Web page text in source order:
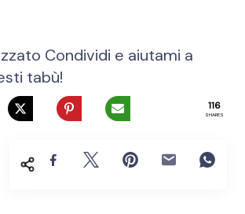
Condividi e aiutami a
tabù!
116
SHARES